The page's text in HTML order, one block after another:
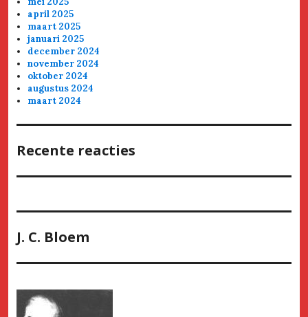
april 2025
maart 2025
januari 2025
december 2024
november 2024
oktober 2024
augustus 2024
maart 2024
Recente reacties
J. C. Bloem